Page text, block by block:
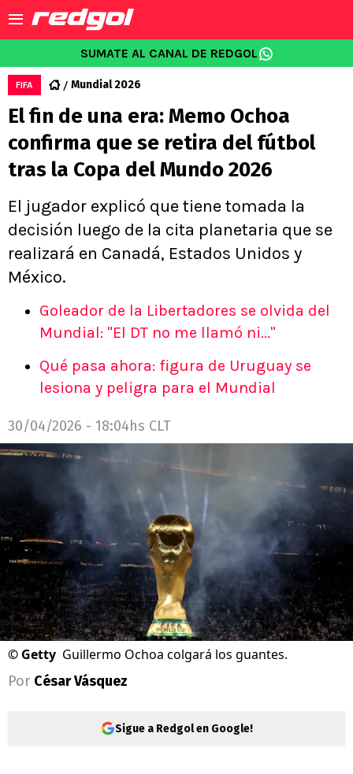
SUMATE AL CANAL DE REDGOL
FIFA Mundial 2026
El fin de una era: Memo Ochoa
confirma que se retira del fútbol
tras la Copa del Mundo 2026
El jugador explicó que tiene tomada la
decisión luego de la cita planetaria que se
realizará en Canadá, Estados Unidos y
México.
Goleador de la Libertadores se olvida del
Mundial: "El DT no me llamó ni..."
Qué pasa ahora: figura de Uruguay se
lesiona y peligra para el Mundial
30/04/2026 - 18:04hs CLT
© Getty Guillermo Ochoa colgará los guantes.
Por César Vásquez
Sigue a Redgol en Google!